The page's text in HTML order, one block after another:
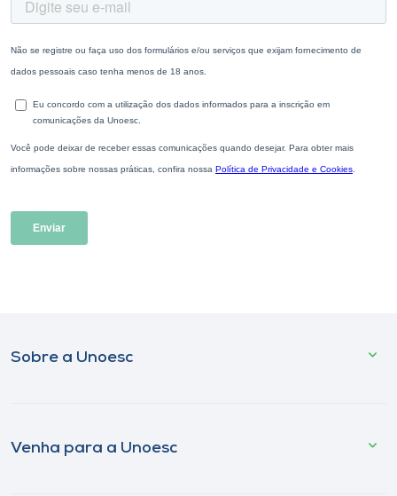
Sobre a Unoesc
Venha para a Unoesc